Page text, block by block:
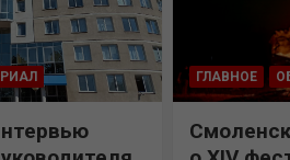
ГЛАВНОЕ